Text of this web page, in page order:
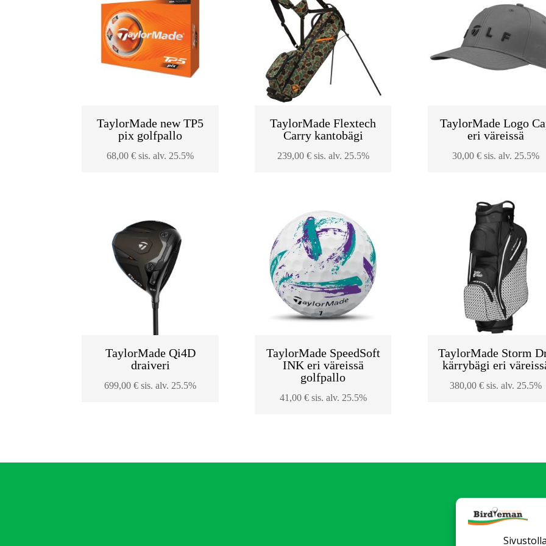
TaylorMade new TP5
pix golfpallo
68,00€ sis. alv. 25.5%
TaylorMade Flextech
Carry kantobägi
239,00 € sis. alv. 25.5%
TaylorMade Logo
eri väreissä
30,00€ sis. alv. 25.5%
TaylorMade Qi4D
draiveri
699,00€ sis. alv. 25.5%
TaylorMade SpeedSoft
INK eri väreissä
golfpallo
41,00 € sis. alv. 25.5%
TaylorMade Storm
kärrybägi eri
380,00€ sis. alv. 25.5%